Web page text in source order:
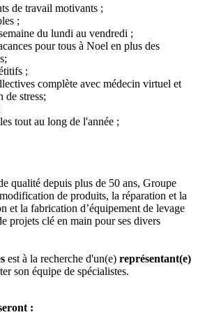
de travail motivants ;
;
du lundi au vendredi ;
pour tous à Noel en plus des
;
complète avec médecin virtuel et
de stress;
tout au long de l'année ;
qualité depuis plus de 50 ans, Groupe
de produits, la réparation et la
et la fabrication d’équipement de levage
projets clé en main pour ses divers
est à la recherche d'un(e) représentant(e)
son équipe de spécialistes.
: